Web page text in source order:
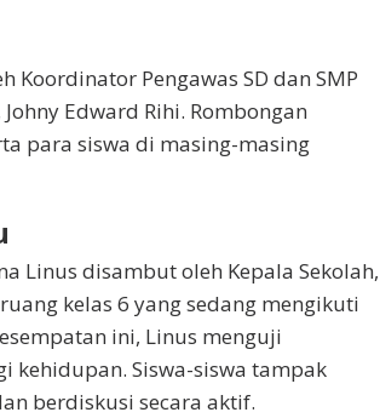
Pengawas SD dan SMP
Edward Rihi. Rombongan
para siswa di masing-masing
Linus disambut oleh Kepala Sekolah,
kelas 6 yang sedang mengikuti
ini, Linus menguji
kehidupan. Siswa-siswa tampak
berdiskusi secara aktif.